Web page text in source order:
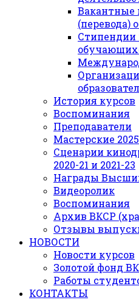
Вакантные
(перевода)
История курсов
Воспоминания
Преподаватели
Мастерские
Сценарии
2020-21 и 2021-23
Награды
Видеоролик
Воспоминания
Архив ВКСР
Отзывы
НОВОСТИ
Новости курсов
Золотой фонд
Работы
КОНТАКТЫ